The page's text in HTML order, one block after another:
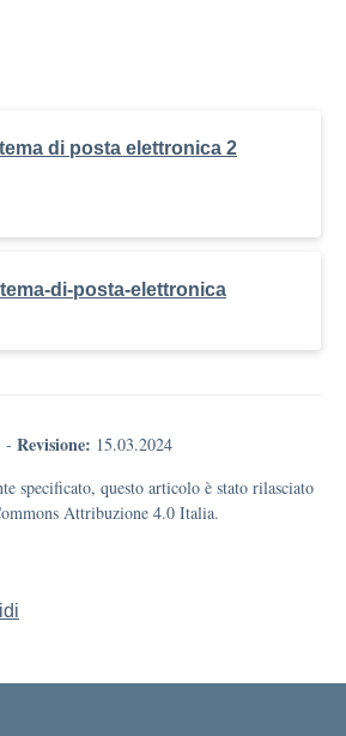
di posta elettronica 2
di-posta-elettronica
- Revisione: 15.03.2024
specificato, questo articolo è stato rilasciato
Attribuzione 4.0 Italia.